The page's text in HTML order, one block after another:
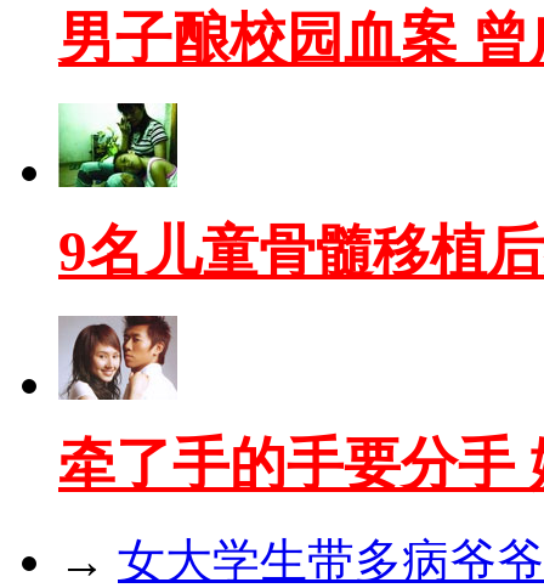
男子酿校园血案
9名儿童骨髓移植
牵了手的手要分手
→ 女大学生带多病爷